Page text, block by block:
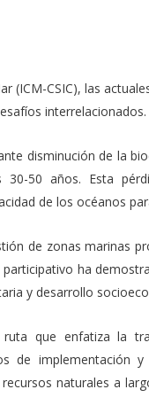
(ICM-CSIC), las
interrelacionados.
disminución de la
50 años. Esta
de los océanos
de zonas marinas
ha
y desarrollo
que enfatiza la
de implementación
naturales a